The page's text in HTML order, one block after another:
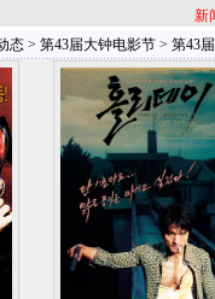
新
态 > 第43届大钟电影节 > 第43